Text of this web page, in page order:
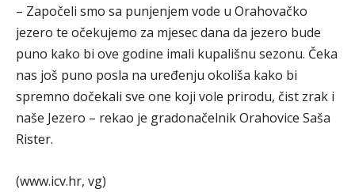
– Započeli smo sa punjenjem vode u Orahovačko
jezero te očekujemo za mjesec dana da jezero bude
puno kako bi ove godine imali kupališnu sezonu. Čeka
nas još puno posla na uređenju okoliša kako bi
spremno dočekali sve one koji vole prirodu, čist zrak i
naše Jezero – rekao je gradonačelnik Orahovice Saša
Rister.
(www.icv.hr, vg)